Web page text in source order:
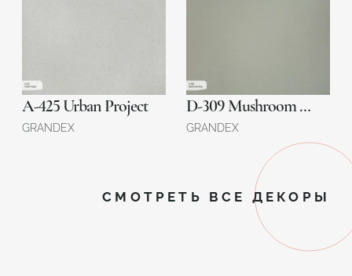
A-425 Urban Project
GRANDEX
D-309 Mushroom Soup
GRANDEX
СМОТРЕТЬ ВСЕ ДЕКОРЫ